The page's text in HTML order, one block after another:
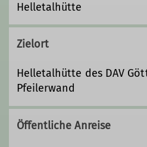
Helletalhütte
Zielort
Helletalhütte des DAV
Pfeilerwand
Öffentliche Anreise